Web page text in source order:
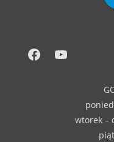
Facebook
YouTube
wtorek –